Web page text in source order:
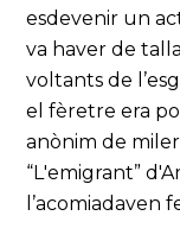
esdevenir un
va haver de
voltants de
el fèretre era
anònim de
“L'emigrant”
l’acomiadaven